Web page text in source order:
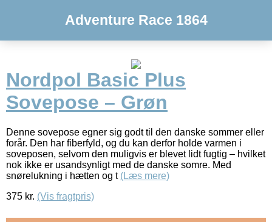
Adventure Race 1864
Nordpol Basic Plus
Sovepose – Grøn
Denne sovepose egner sig godt til den danske sommer eller
forår. Den har fiberfyld, og du kan derfor holde varmen i
soveposen, selvom den muligvis er blevet lidt fugtig – hvilket
nok ikke er usandsynligt med de danske somre. Med
snørelukning i hætten og t (Læs mere)
375 kr. (Vis fragtpris)